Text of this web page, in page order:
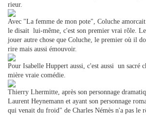
rieur.
Avec "La femme de mon po­te", Coluche
le disait lui-même, c'est son premier vrai rôle.
jouer autre chose que Coluche, le premier où il
rire mais aussi émouvoir.
Pour Isabelle Huppert aussi, c'est aussi un sacré
mière vraie comédie.
Thierry Lhermitte, après son personnage
Laurent Heynemann et ayant son personnage
qui venait du froid" de Charles Némès n'a pas le